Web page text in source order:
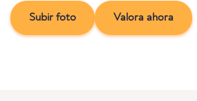
Subir foto Valora ahora